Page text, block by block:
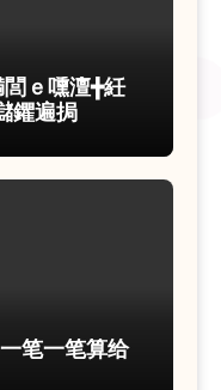
ｅ嚑澶╋紝
鑺遍挶
笔一笔算给